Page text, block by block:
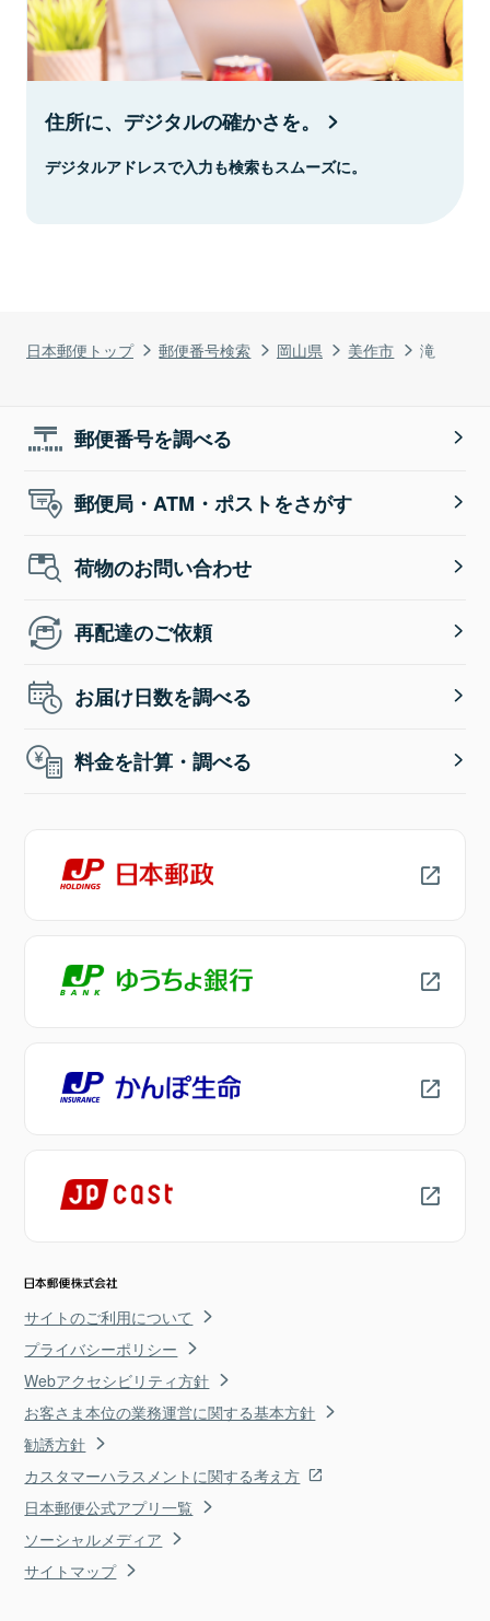
日本郵便トップ 郵便番号検索 岡山県 美作市 滝
住所に、デジタルの確かさを。
デジタルアドレスで入力も検索もスムーズに。
郵便番号を調べる
郵便局・ATM・ポストをさがす
荷物のお問い合わせ
再配達のご依頼
お届け日数を調べる
料金を計算・調べる
サイトのご利用について
プライバシーポリシー
Webアクセシビリティ方針
お客さま本位の業務運営に関する基本方針
勧誘方針
カスタマーハラスメントに関する考え方
日本郵便公式アプリ一覧
ソーシャルメディア
サイトマップ